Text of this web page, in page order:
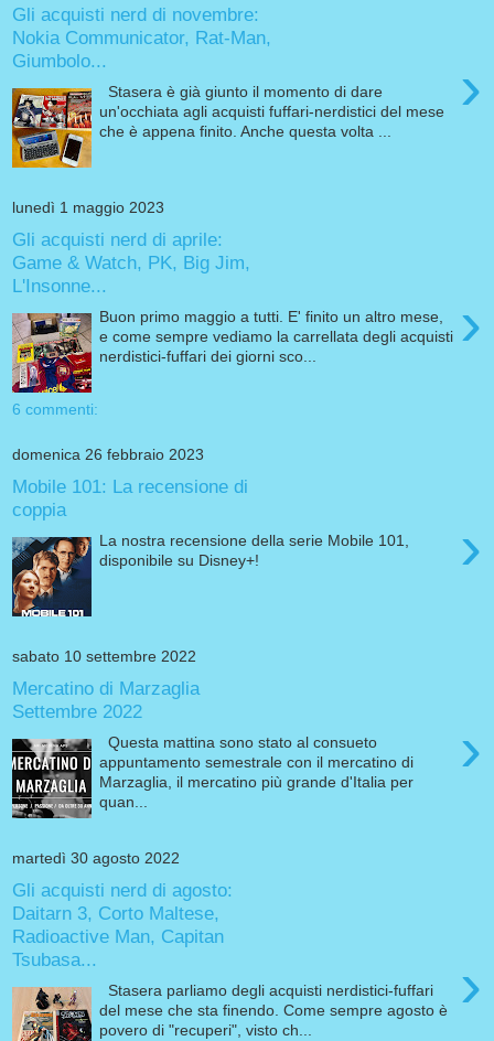
Gli acquisti nerd di novembre:
Nokia Communicator, Rat-Man,
Giumbolo...
›
Stasera è già giunto il momento di dare
un'occhiata agli acquisti fuffari-nerdistici del mese
che è appena finito. Anche questa volta ...
lunedì 1 maggio 2023
Gli acquisti nerd di aprile:
Game & Watch, PK, Big Jim,
L'Insonne...
›
Buon primo maggio a tutti. E' finito un altro mese,
e come sempre vediamo la carrellata degli acquisti
nerdistici-fuffari dei giorni sco...
6 commenti:
domenica 26 febbraio 2023
Mobile 101: La recensione di
coppia
›
La nostra recensione della serie Mobile 101,
disponibile su Disney+!
sabato 10 settembre 2022
Mercatino di Marzaglia
Settembre 2022
›
Questa mattina sono stato al consueto
appuntamento semestrale con il mercatino di
Marzaglia, il mercatino più grande d'Italia per
quan...
martedì 30 agosto 2022
Gli acquisti nerd di agosto:
Daitarn 3, Corto Maltese,
Radioactive Man, Capitan
Tsubasa...
›
Stasera parliamo degli acquisti nerdistici-fuffari
del mese che sta finendo. Come sempre agosto è
povero di "recuperi", visto ch...